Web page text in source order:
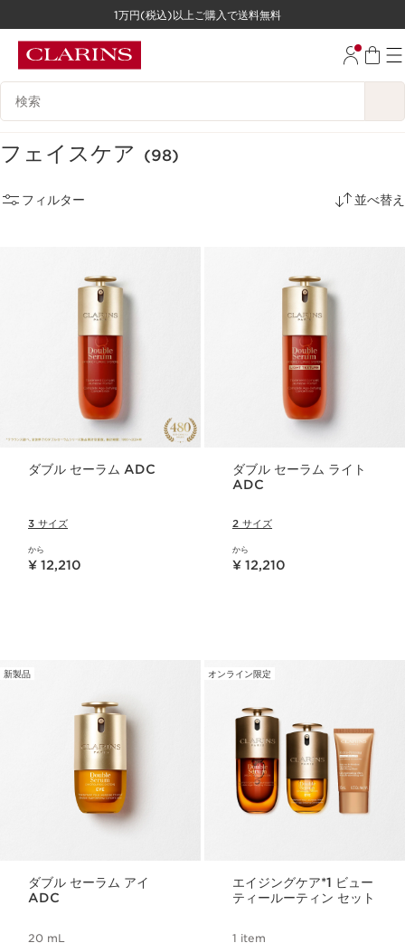
コンテンツへ移動
1万円(税込)以上ご購入で送料無料
検索候補
フェイスケア (98)
フィルター 並べ替え
ダブル セーラム ADC
3 サイズ
から
現在表示中の製品の価格 ¥ 12,210
¥ 12,210
ダブル セーラム ライト
ADC
2 サイズ
から
現在表示中の製品の価格 ¥ 12,210
¥ 12,210
新製品
ダブル セーラム アイ
ADC
20 mL
オンライン限定
エイジングケア*1 ビュー
ティールーティン セット
1 item